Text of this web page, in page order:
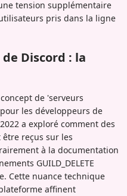
tension supplémentaire
pris dans la ligne
Discord : la
de 'serveurs
les développeurs de
a exploré comment des
reçus sur les
à la documentation
GUILD_DELETE
Cette nuance technique
affinent